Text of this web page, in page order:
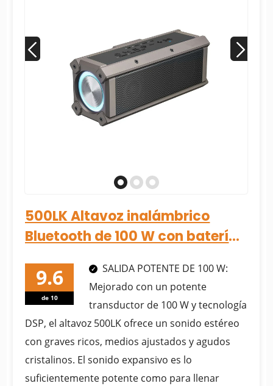
500LK Altavoz inalámbrico
Bluetooth de 100 W con batería
de 10
SALIDA POTENTE DE 100 W:
Mejorado con un potente
transductor de 100 W y tecnología
DSP, el altavoz 500LK ofrece un sonido estéreo
con graves ricos, medios ajustados y agudos
cristalinos. El sonido expansivo es lo
suficientemente potente como para llenar